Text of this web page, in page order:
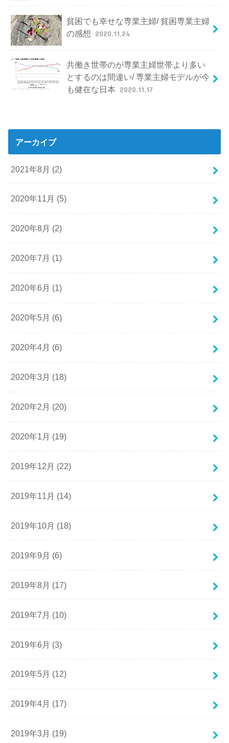
貧困でも幸せな専業主婦/ 貧困専業主婦
の感想 2020.11.24
共働き世帯のが専業主婦世帯より多い
とするのは間違い/ 専業主婦モデルが今
も健在な日本 2020.11.17
アーカイブ
2021年8月 (2)
2020年11月 (5)
2020年8月 (2)
2020年7月 (1)
2020年6月 (1)
2020年5月 (6)
2020年4月 (6)
2020年3月 (18)
2020年2月 (20)
2020年1月 (19)
2019年12月 (22)
2019年11月 (14)
2019年10月 (18)
2019年9月 (6)
2019年8月 (17)
2019年7月 (10)
2019年6月 (3)
2019年5月 (12)
2019年4月 (17)
2019年3月 (19)